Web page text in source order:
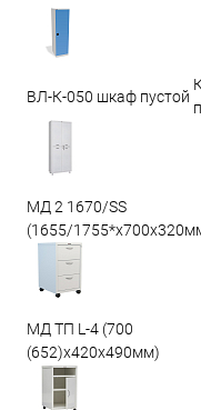
ВЛ-К-050 шкаф пустой
МД 2 1670/SS
(1655/
МД ТП L-4 (700
(652)x420x490мм)